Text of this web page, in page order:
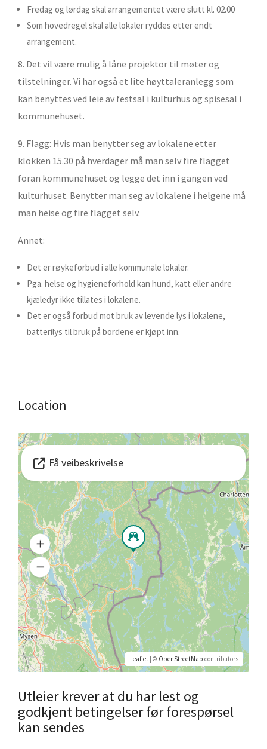
Fredag og lørdag skal arrangementet være slutt kl. 02.00
Som hovedregel skal alle lokaler ryddes etter endt
arrangement.
8. Det vil være mulig å låne projektor til møter og
tilstelninger. Vi har også et lite høyttaleranlegg som
kan benyttes ved leie av festsal i kulturhus og spisesal i
kommunehuset.
9. Flagg: Hvis man benytter seg av lokalene etter
klokken 15.30 på hverdager må man selv fire flagget
foran kommunehuset og legge det inn i gangen ved
kulturhuset. Benytter man seg av lokalene i helgene må
man heise og fire flagget selv.
Annet:
Det er røykeforbud i alle kommunale lokaler.
Pga. helse og hygieneforhold kan hund, katt eller andre
kjæledyr ikke tillates i lokalene.
Det er også forbud mot bruk av levende lys i lokalene,
batterilys til bruk på bordene er kjøpt inn.
Location
Leaflet | © OpenStreetMap contributors
Få veibeskrivelse
Utleier krever at du har lest og
godkjent betingelser før forespørsel
kan sendes